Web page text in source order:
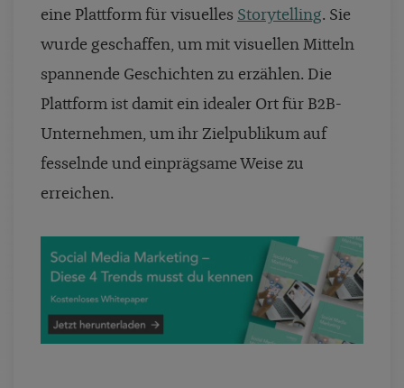
eine Plattform für visuelles Storytelling. Sie
wurde geschaffen, um mit visuellen Mitteln
spannende Geschichten zu erzählen. Die
Plattform ist damit ein idealer Ort für B2B-
Unternehmen, um ihr Zielpublikum auf
fesselnde und einprägsame Weise zu
erreichen.